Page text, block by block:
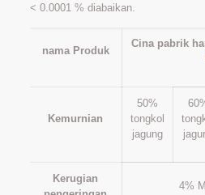
< 0.0001 % diabaikan.
nama Produk
Cina pabrik
Kemurnian
50%
tongkol
jagung
Kerugian
4%